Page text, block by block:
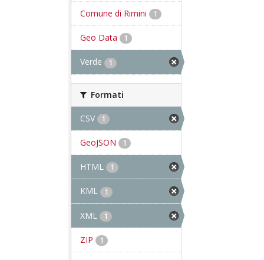
Comune di Rimini 1
Geo Data 1
Verde 1
Formati
CSV 1
GeoJSON 1
HTML 1
KML 1
XML 1
ZIP 1